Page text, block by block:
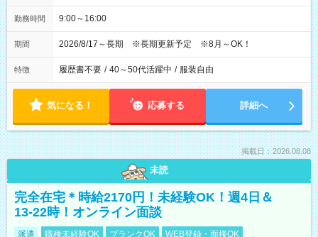
勤務時間 9:00～16:00
期間 2026/8/17～長期 ※長期更新予定 ※8月～OK！
特徴 履歴書不要 / 40～50代活躍中 / 服装自由
気になる！ 応募する 詳細へ
掲載日：2026.08.08
未読
完全在宅＊時給2170円！未経験OK！週4日＆
13-22時！オンライン面談
派遣 職種未経験OK ブランクOK WEB登録・面接OK